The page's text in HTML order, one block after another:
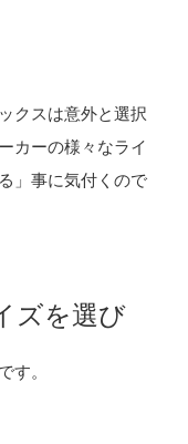
クスは意外と選択
カーの様々なライ
」事に気付くので
ズを選び
す。